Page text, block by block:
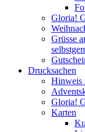
Gloria!
Grüsse
Drucksachen
Hinweis
Gloria!
Karten